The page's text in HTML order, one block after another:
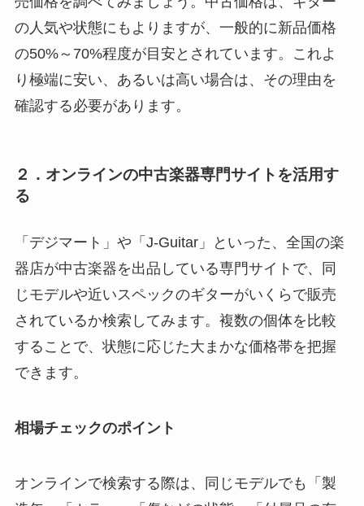
の人気や状態にもよりますが、一般的に新品価格
の50%～70%程度が目安とされています。これよ
り極端に安い、あるいは高い場合は、その理由を
確認する必要があります。
２．オンラインの中古楽器専門サイトを活用す
る
「デジマート」や「J-Guitar」といった、全国の楽
器店が中古楽器を出品している専門サイトで、同
じモデルや近いスペックのギターがいくらで販売
されているか検索してみます。複数の個体を比較
することで、状態に応じた大まかな価格帯を把握
できます。
相場チェックのポイント
オンラインで検索する際は、同じモデルでも「製